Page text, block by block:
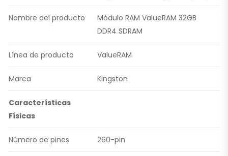
Nombre del producto
Módulo RAM ValueRAM 32GB
DDR4 SDRAM
Línea de producto ValueRAM
Marca Kingston
Características
Físicas
Número de pines 260-pin